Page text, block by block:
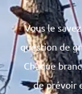
Vous le
question de
Chaque
de prévoir